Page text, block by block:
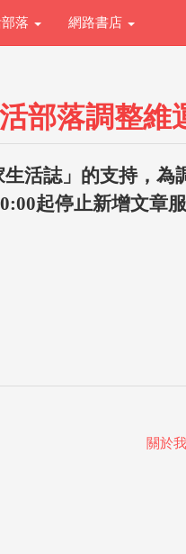
落 網路書店
部落調整維
活誌」的支持，為
起停止新增文章
關於